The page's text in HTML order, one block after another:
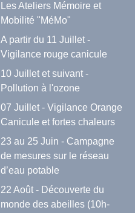
Les Ateliers Mémoire et
Mobilité "MéMo"
A partir du 11 Juillet -
Vigilance rouge canicule
10 Juillet et suivant -
Pollution à l'ozone
07 Juillet - Vigilance Orange
Canicule et fortes chaleurs
23 au 25 Juin - Campagne
de mesures sur le réseau
d’eau potable
22 Août - Découverte du
monde des abeilles (10h-